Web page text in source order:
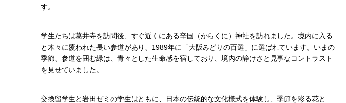
す。
学生たちは葛井寺を訪問後、すぐ近くにある辛国（からくに）神社を訪れました。境内に入る
と木々に覆われた長い参道があり、1989年に「大阪みどりの百選」に選ばれています。いまの
季節、参道を囲む緑は、青々とした生命感を宿しており、境内の静けさと見事なコントラスト
を見せていました。
交換留学生と岩田ゼミの学生はともに、日本の伝統的な文化様式を体験し、季節を彩る花と